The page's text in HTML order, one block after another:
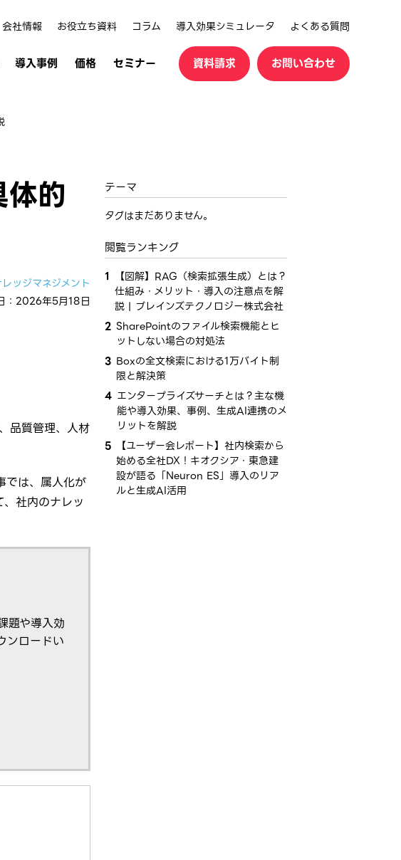
導入事例 価格 セミナー
会社情報 お役立ち資料 コラム 導入効果シミュレータ よくある質問
資料請求 お問い合わせ
的
ッジマネジメント
：2026年5月18日
品質管理、人材
では、属人化が
社内のナレッ
題や導入効
ンロードい
テーマ
タグはまだありません。
閲覧ランキング
1
【図解】RAG（検索拡張生成）とは？
仕組み・メリット・導入の注意点を解
説 | ブレインズテクノロジー株式会社
2 SharePointのファイル検索機能とヒ
ットしない場合の対処法
3 Boxの全文検索における1万バイト制
限と解決策
4 エンタープライズサーチとは？​主な​機
能や導入効果、​事例、​生成AI連携の​メ
リットを​解説
5
【ユーザー会レポート】社内検索から​
始める​全社​DX！​キオクシア・​東急建
設が​語る​「Neuron ES」導入の​リア
ルと​生成AI活用